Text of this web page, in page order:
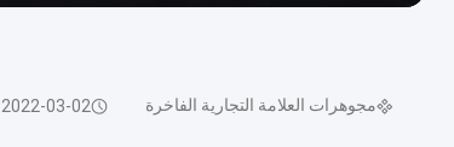
مجوهرات العلامة التجارية الفاخرة 2022-03-02